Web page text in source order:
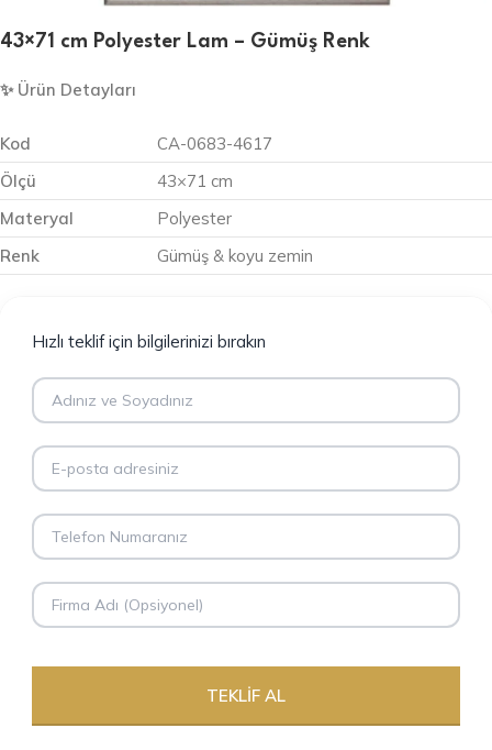
43×71 cm Polyester Lam – Gümüş Renk
✨ Ürün Detayları
Kod
CA-0683-4617
Ölçü
43×71 cm
Materyal
Polyester
Renk
Gümüş & koyu zemin
Hızlı teklif için bilgilerinizi bırakın